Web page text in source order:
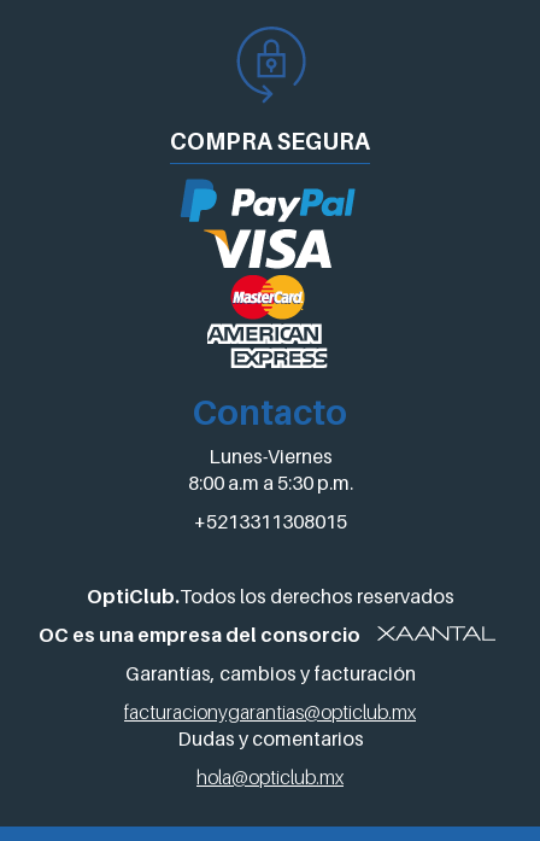
COMPRASEGURA
Contacto
Lunes-Viernes
8:00 a.m a 5:30 p.m.
+5213311308015
OptiClub.Todos los derechos reservados
OC es una empresa del consorcio
Garantías, cambios y facturación
facturacionygarantias@opticlub.mx
Dudas y comentarios
hola@opticlub.mx